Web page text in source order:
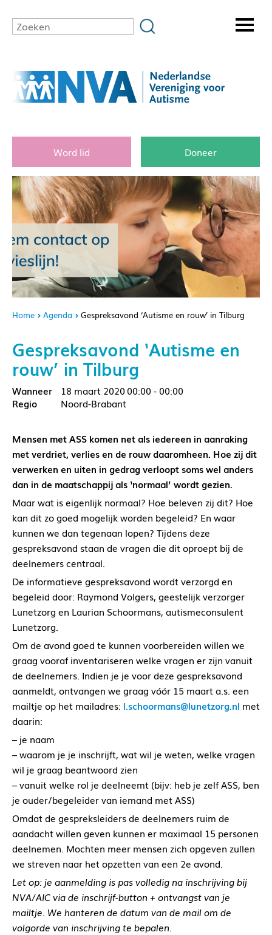
Word lid Doneer
Home Agenda Gespreksavond ‘Autisme en rouw’ in Tilburg
Gespreksavond ‘Autisme en
rouw’ in Tilburg
18 maart 202000:00 - 00:00
Noord-Brabant
Mensen met ASS komen net als iedereen in aanraking
met verdriet, verlies en de rouw daaromheen. Hoe zij dit
verwerken en uiten in gedrag verloopt soms wel anders
dan in de maatschappij als ‘normaal’ wordt gezien.
Maar wat is eigenlijk normaal? Hoe beleven zij dit? Hoe
kan dit zo goed mogelijk worden begeleid? En waar
kunnen we dan tegenaan lopen? Tijdens deze
gespreksavond staan de vragen die dit oproept bij de
deelnemers centraal.
De informatieve gespreksavond wordt verzorgd en
begeleid door: Raymond Volgers, geestelijk verzorger
Lunetzorg en Laurian Schoormans, autismeconsulent
Lunetzorg.
Om de avond goed te kunnen voorbereiden willen we
graag vooraf inventariseren welke vragen er zijn vanuit
de deelnemers. Indien je je voor deze gespreksavond
aanmeldt, ontvangen we graag vóór 15 maart a.s. een
mailtje op het mailadres: l.schoormans@lunetzorg.nl met
daarin:
– je naam
– waarom je je inschrijft, wat wil je weten, welke vragen
wil je graag beantwoord zien
– vanuit welke rol je deelneemt (bijv: heb je zelf ASS, ben
je ouder/begeleider van iemand met ASS)
Omdat de gespreksleiders de deelnemers ruim de
aandacht willen geven kunnen er maximaal 15 personen
deelnemen. Mochten meer mensen zich opgeven zullen
we streven naar het opzetten van een 2e avond.
Let op: je aanmelding is pas volledig na inschrijving bij
NVA/AIC via de inschrijf-button + ontvangst van je
mailtje. We hanteren de datum van de mail om de
volgorde van inschrijving te bepalen.